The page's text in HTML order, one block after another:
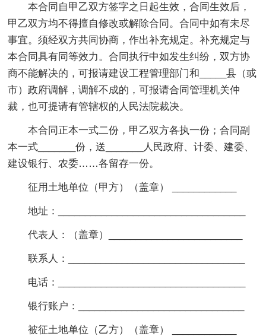
本合同自甲乙双方签字之日起生效，合同生效后，
甲乙双方均不得擅自修改或解除合同。合同中如有未尽
事宜。须经双方共同协商，作出补充规定。补充规定与
本合同具有同等效力。合同执行中如发生纠纷，双方协
商不能解决的，可报请建设工程管理部门和_____县（或
市）政府调解，调解不成的，可报请合同管理机关仲
裁，也可提请有管辖权的人民法院裁决。
本合同正本一式二份，甲乙双方各执一份；合同副
本一式_______份，送_______人民政府、计委、建委、
建设银行、农委……各留存一份。
征用土地单位（甲方）（盖章） ____________
地址：___________________________________
代表人：（盖章）_________________________
联系人：_________________________________
电话：___________________________________
银行账户：_______________________________
被征土地单位（乙方）（盖章） ____________